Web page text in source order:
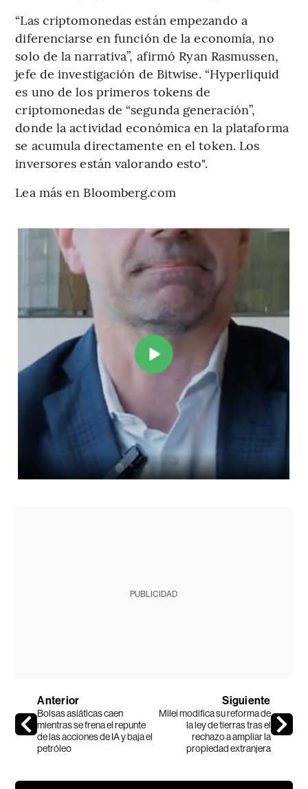
“Las criptomonedas están empezando a
diferenciarse en función de la economía, no
solo de la narrativa”, afirmó Ryan Rasmussen,
jefe de investigación de Bitwise. “Hyperliquid
es uno de los primeros tokens de
criptomonedas de “segunda generación”,
donde la actividad económica en la plataforma
se acumula directamente en el token. Los
inversores están valorando esto".
Lea más en Bloomberg.com
PUBLICIDAD
Anterior
Bolsas asiáticas caen
mientras se frena el repunte
de las acciones de IA y baja el
petróleo
Siguiente
Milei modifica su reforma de
la ley de tierras tras el
rechazo a ampliar la
propiedad extranjera